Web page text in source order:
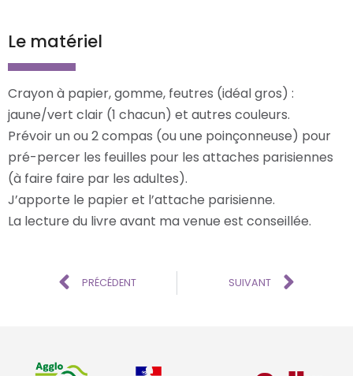
Le matériel
Crayon à papier, gomme, feutres (idéal gros) :
jaune/vert clair (1 chacun) et autres couleurs.
Prévoir un ou 2 compas (ou une poinçonneuse) pour
pré-percer les feuilles pour les attaches parisiennes
(à faire faire par les adultes).
J’apporte le papier et l’attache parisienne.
La lecture du livre avant ma venue est conseillée.
PRÉCÉDENT SUIVANT